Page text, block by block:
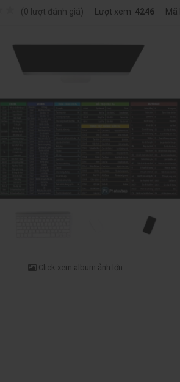
(0 lượt đánh giá) Lượt xem: 4246 Mã
Click xem album ảnh lớn